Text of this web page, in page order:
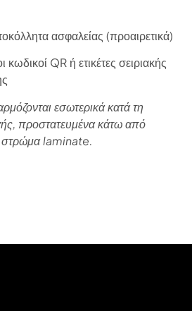
ασφαλείας (προαιρετικά)
QR ή ετικέτες σειριακής
εσωτερικά κατά τη
προστατευμένα κάτω από
στρώμα laminate.